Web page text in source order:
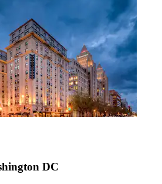
DC